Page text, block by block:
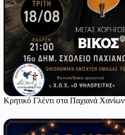
Κρητικό Γλέντι στα Παχιανά Χανίων